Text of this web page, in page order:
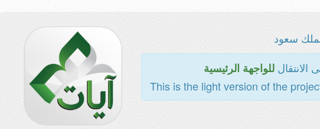
سعود
الانتقالللواجهة الرئيسية
This is the light version of the